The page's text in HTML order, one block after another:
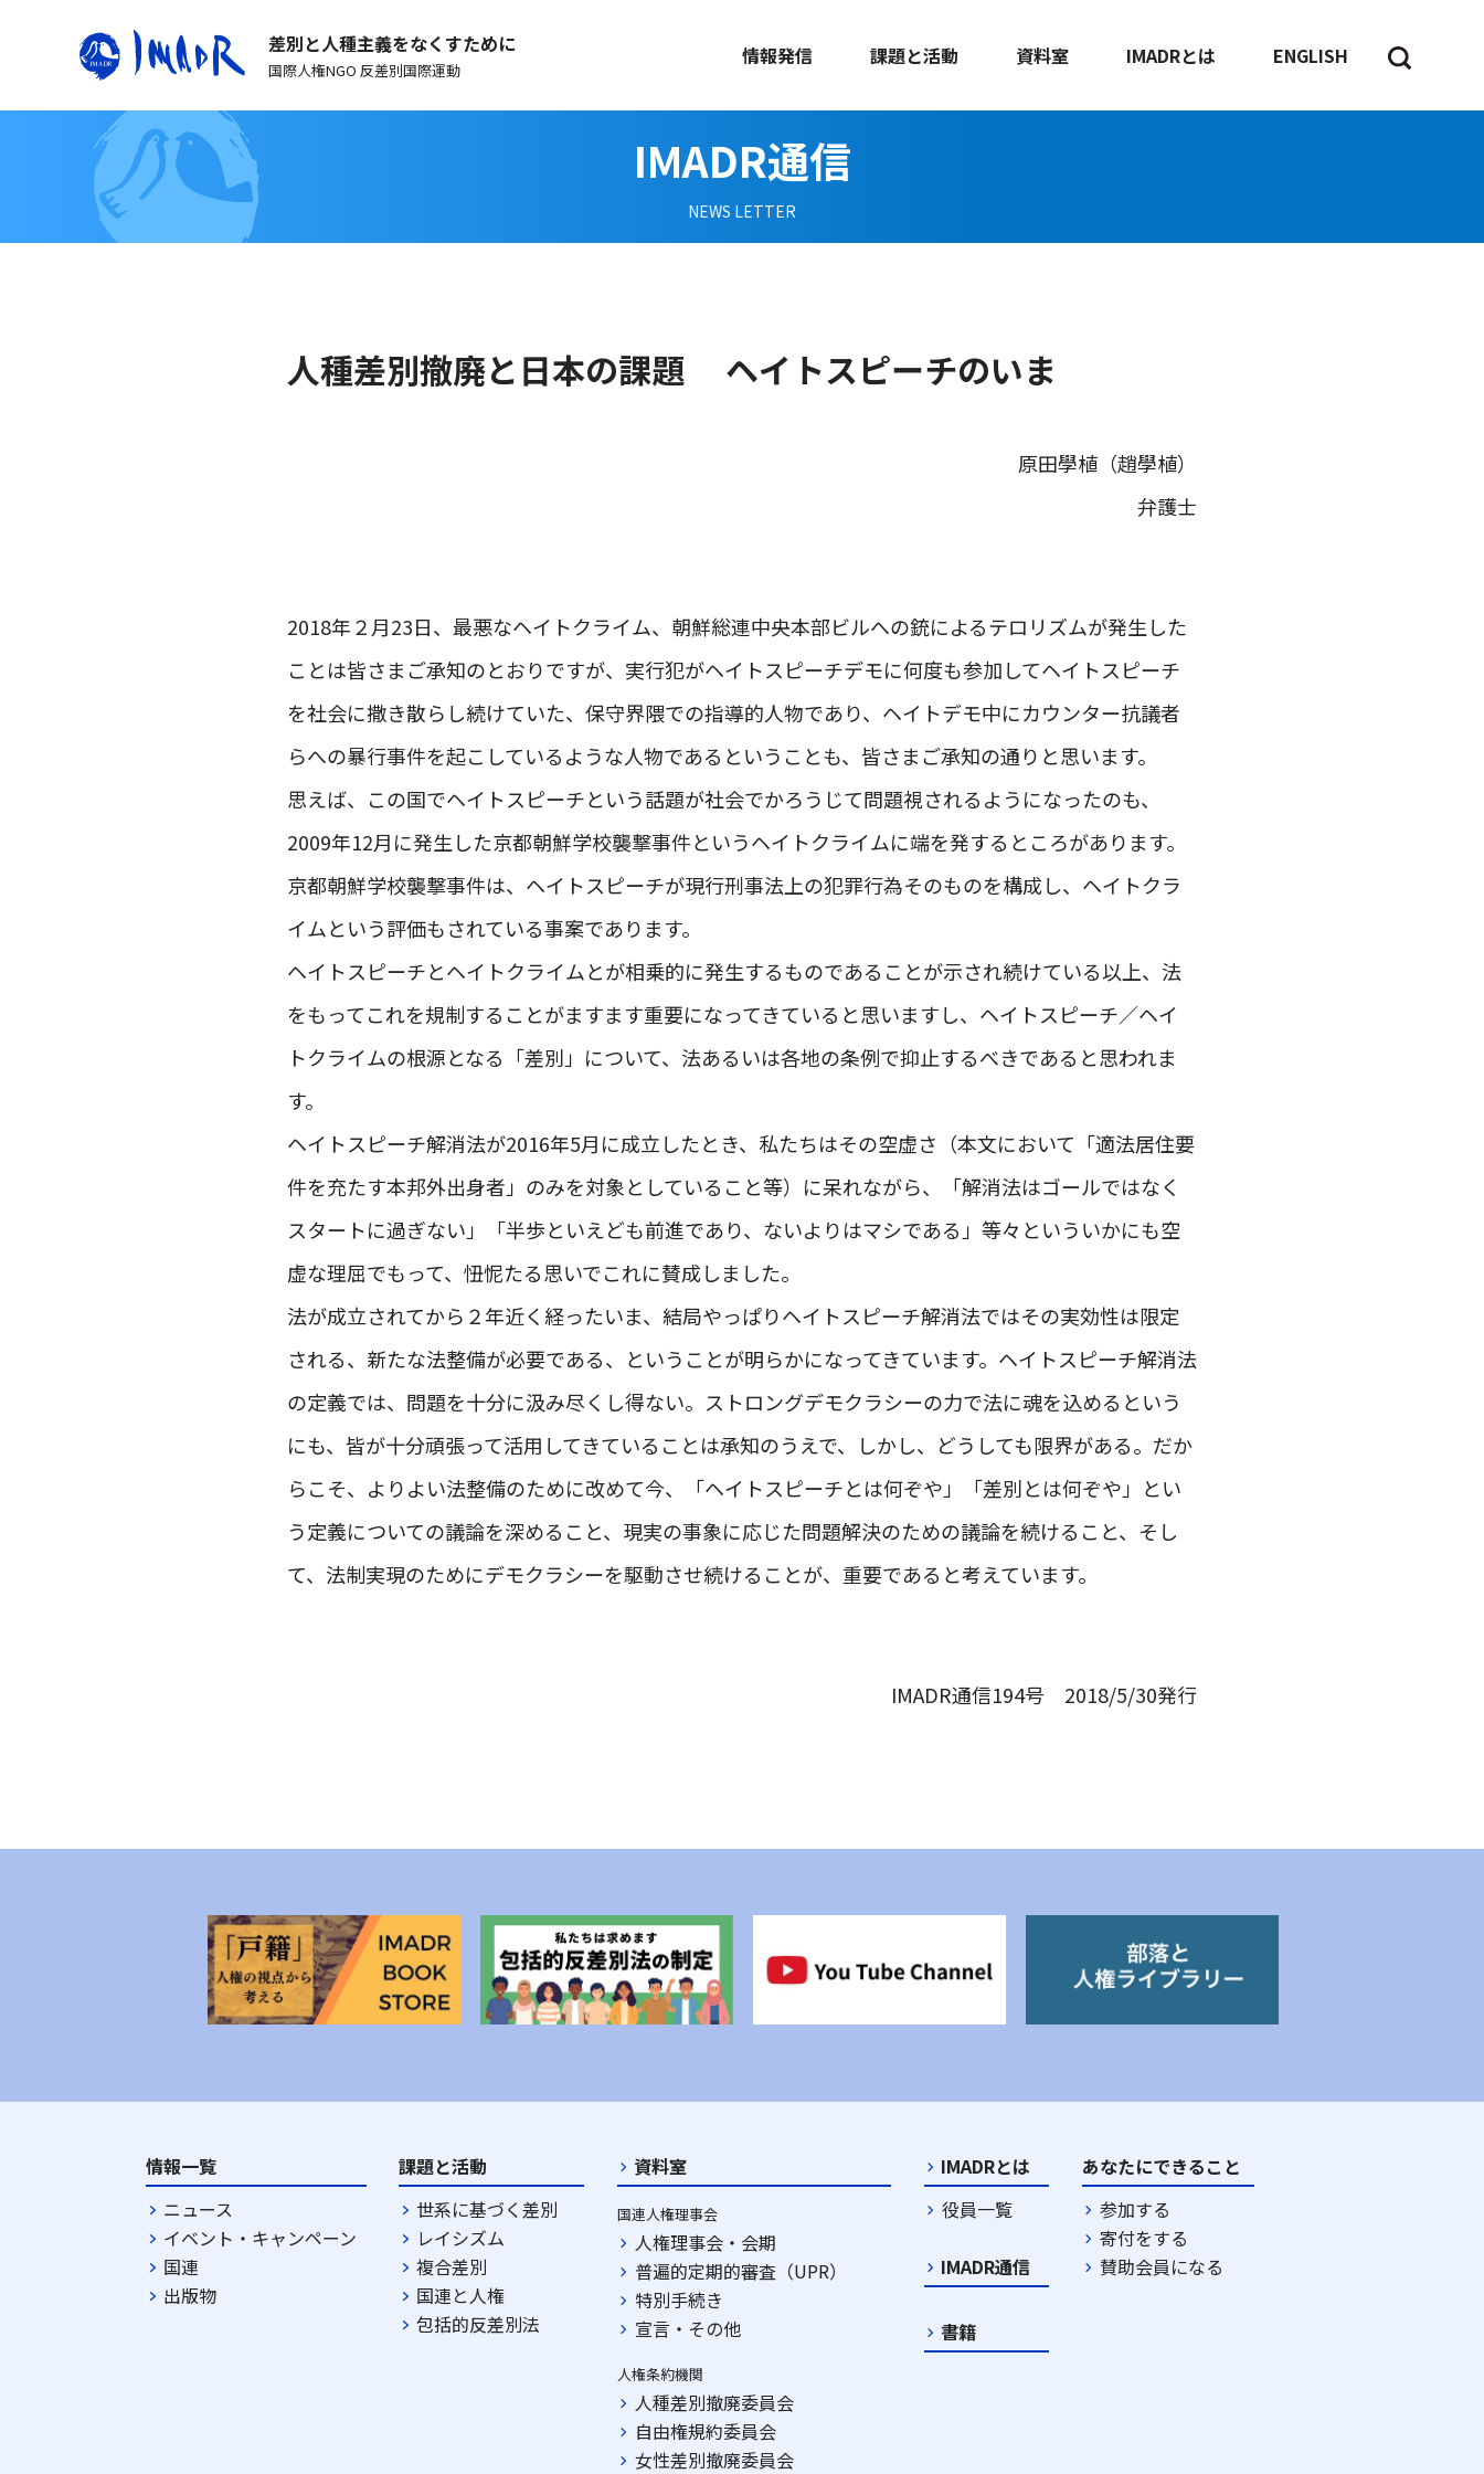
差別と人種主義をなくすために
国際人権NGO 反差別国際運動
情報発信 課題と活動 資料室 IMADRとは ENGLISH
IMADR通信
NEWS LETTER
人種差別撤廃と日本の課題 ヘイトスピーチのいま
原田學植（趙學植）
弁護士
2018年２月23日、最悪なヘイトクライム、朝鮮総連中央本部ビルへの銃によるテロリズムが発生した
ことは皆さまご承知のとおりですが、実行犯がヘイトスピーチデモに何度も参加してヘイトスピーチ
を社会に撒き散らし続けていた、保守界隈での指導的人物であり、ヘイトデモ中にカウンター抗議者
らへの暴行事件を起こしているような人物であるということも、皆さまご承知の通りと思います。
思えば、この国でヘイトスピーチという話題が社会でかろうじて問題視されるようになったのも、
2009年12月に発生した京都朝鮮学校襲撃事件というヘイトクライムに端を発するところがあります。
京都朝鮮学校襲撃事件は、ヘイトスピーチが現行刑事法上の犯罪行為そのものを構成し、ヘイトクラ
イムという評価もされている事案であります。
ヘイトスピーチとヘイトクライムとが相乗的に発生するものであることが示され続けている以上、法
をもってこれを規制することがますます重要になってきていると思いますし、ヘイトスピーチ／ヘイ
トクライムの根源となる「差別」について、法あるいは各地の条例で抑止するべきであると思われま
す。
ヘイトスピーチ解消法が2016年5月に成立したとき、私たちはその空虚さ（本文において「適法居住要
件を充たす本邦外出身者」のみを対象としていること等）に呆れながら、「解消法はゴールではなく
スタートに過ぎない」「半歩といえども前進であり、ないよりはマシである」等々といういかにも空
虚な理屈でもって、忸怩たる思いでこれに賛成しました。
法が成立されてから２年近く経ったいま、結局やっぱりヘイトスピーチ解消法ではその実効性は限定
される、新たな法整備が必要である、ということが明らかになってきています。ヘイトスピーチ解消法
の定義では、問題を十分に汲み尽くし得ない。ストロングデモクラシーの力で法に魂を込めるという
にも、皆が十分頑張って活用してきていることは承知のうえで、しかし、どうしても限界がある。だか
らこそ、よりよい法整備のために改めて今、「ヘイトスピーチとは何ぞや」「差別とは何ぞや」とい
う定義についての議論を深めること、現実の事象に応じた問題解決のための議論を続けること、そし
て、法制実現のためにデモクラシーを駆動させ続けることが、重要であると考えています。
IMADR通信194号 2018/5/30発行
情報一覧
ニュース
イベント・キャンペーン
国連
出版物
課題と活動
世系に基づく差別
レイシズム
複合差別
国連と人権
包括的反差別法
資料室
国連人権理事会
人権理事会・会期
普遍的定期的審査（UPR）
特別手続き
宣言・その他
人権条約機関
人種差別撤廃委員会
自由権規約委員会
女性差別撤廃委員会
IMADRとは
役員一覧
IMADR通信
書籍
あなたにできること
参加する
寄付をする
賛助会員になる